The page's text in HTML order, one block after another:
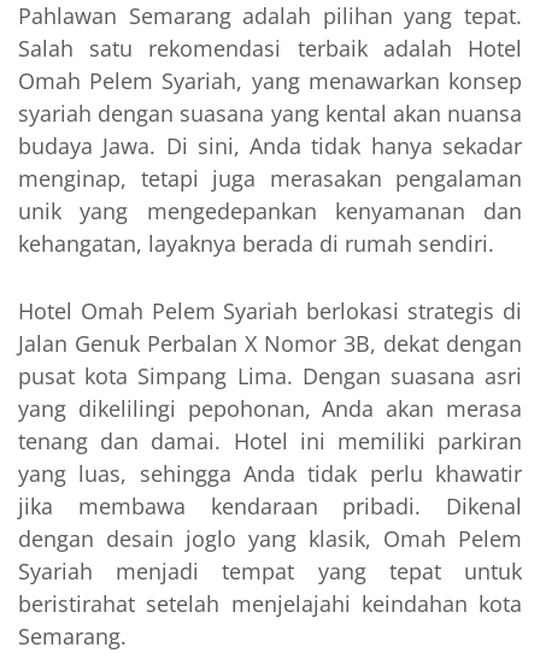
Pahlawan Semarang adalah pilihan yang tepat.
Salah satu rekomendasi terbaik adalah Hotel
Omah Pelem Syariah, yang menawarkan konsep
syariah dengan suasana yang kental akan nuansa
budaya Jawa. Di sini, Anda tidak hanya sekadar
menginap, tetapi juga merasakan pengalaman
unik yang mengedepankan kenyamanan dan
kehangatan, layaknya berada di rumah sendiri.
Hotel Omah Pelem Syariah berlokasi strategis di
Jalan Genuk Perbalan X Nomor 3B, dekat dengan
pusat kota Simpang Lima. Dengan suasana asri
yang dikelilingi pepohonan, Anda akan merasa
tenang dan damai. Hotel ini memiliki parkiran
yang luas, sehingga Anda tidak perlu khawatir
jika membawa kendaraan pribadi. Dikenal
dengan desain joglo yang klasik, Omah Pelem
Syariah menjadi tempat yang tepat untuk
beristirahat setelah menjelajahi keindahan kota
Semarang.